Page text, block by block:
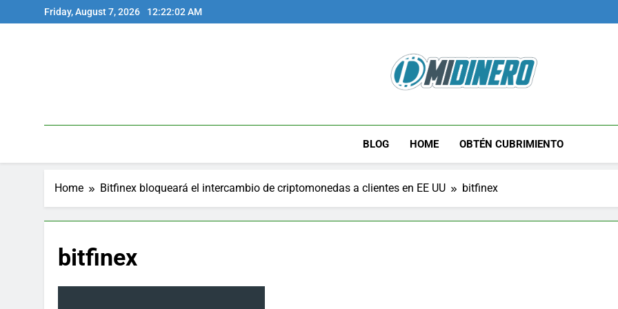
to
Friday, August 7, 2026 12:22:02 AM
Midinero.co
BLOG HOME OBTÉN CUBRIMIENTO
Home Bitfinex bloqueará el intercambio de criptomonedas a clientes en EE UU bitfinex
bitfinex